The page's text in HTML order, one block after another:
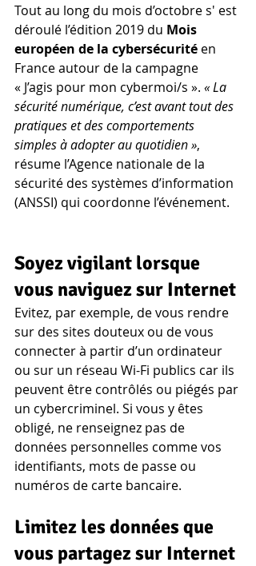
Tout au long du mois d’octobre s' est
déroulé l’édition 2019 du Mois
européen de la cybersécurité en
France autour de la campagne
« J’agis pour mon cybermoi/s ». « La
sécurité numérique, c’est avant tout des
pratiques et des comportements
simples à adopter au quotidien »,
résume l’Agence nationale de la
sécurité des systèmes d’information
(ANSSI) qui coordonne l’événement.
Soyez vigilant lorsque
vous naviguez sur Internet
Evitez, par exemple, de vous rendre
sur des sites douteux ou de vous
connecter à partir d’un ordinateur
ou sur un réseau Wi-Fi publics car ils
peuvent être contrôlés ou piégés par
un cybercriminel. Si vous y êtes
obligé, ne renseignez pas de
données personnelles comme vos
identifiants, mots de passe ou
numéros de carte bancaire.
Limitez les données que
vous partagez sur Internet